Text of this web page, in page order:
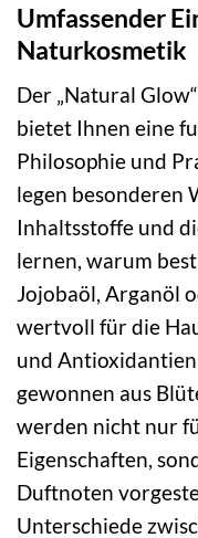
Umfassender
Naturkosmetik
Der „Natural
bietet Ihnen eine
Philosophie und
legen besonderen
Inhaltsstoffe und
lernen, warum
Jojobaöl, Arganöl
wertvoll für die
und
gewonnen aus
werden nicht nur
Eigenschaften,
Duftnoten
Unterschiede